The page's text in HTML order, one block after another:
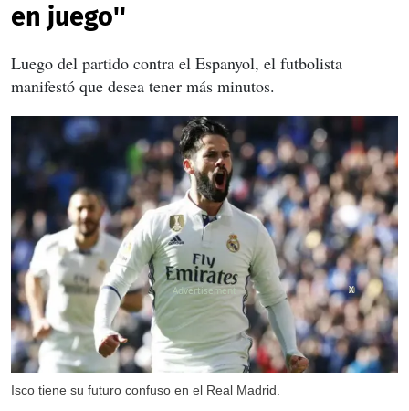
en juego''
Luego del partido contra el Espanyol, el futbolista
manifestó que desea tener más minutos.
Isco tiene su futuro confuso en el Real Madrid.
X